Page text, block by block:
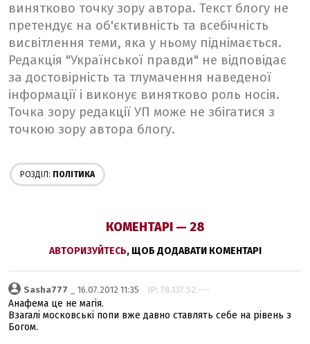
винятково точку зору автора. Текст блогу не
претендує на об'єктивність та всебічність
висвітлення теми, яка у ньому піднімається.
Редакція "Української правди" не відповідає
за достовірність та тлумачення наведеної
інформації і виконує винятково роль носія.
Точка зору редакції УП може не збігатися з
точкою зору автора блогу.
РОЗДІЛ: ПОЛІТИКА
КОМЕНТАРІ — 28
АВТОРИЗУЙТЕСЬ, ЩОБ ДОДАВАТИ КОМЕНТАРІ
Sasha777 _ 16.07.2012 11:35 IP: 78.137.52.---
Анафема це не магія.
Взагалі московські попи вже давно ставлять себе на рівень з
Богом.